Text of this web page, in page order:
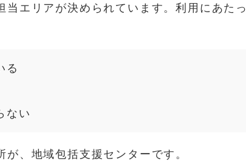
護
・ご家族様向け
―
エリアが決められています。利用にあた
る
ない
、地域包括支援センターです。